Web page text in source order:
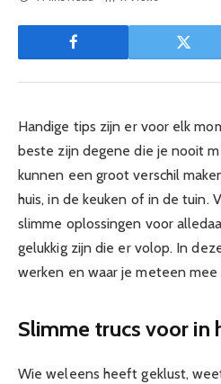
Handige tips zijn er voor elk
beste zijn degene die je nooit
kunnen een groot verschil
huis, in de keuken of in de tuin.
slimme oplossingen voor
gelukkig zijn die er volop. In
werken en waar je meteen mee
Slimme trucs voor in
Wie weleens heeft geklust,